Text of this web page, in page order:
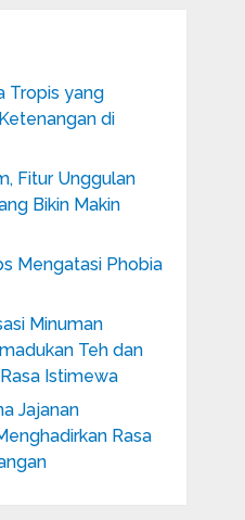
Tropis yang
di
Fitur Unggulan
Bikin Makin
Mengatasi Phobia
Minuman
Teh dan
Istimewa
Jajanan
Rasa